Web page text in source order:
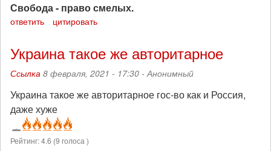
Свобода - право смелых.
ответить цитировать
Украина такое же авторитарное
Ссылка 8 февраля, 2021 - 17:30 -Анонимный
Украина такое же авторитарное гос-во как и Россия,
даже хуже
Рейтинг:4.6 (9 голоса )